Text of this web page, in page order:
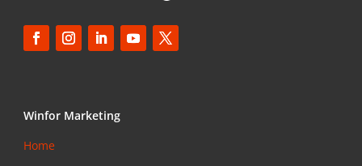
Winfor Marketing
Home